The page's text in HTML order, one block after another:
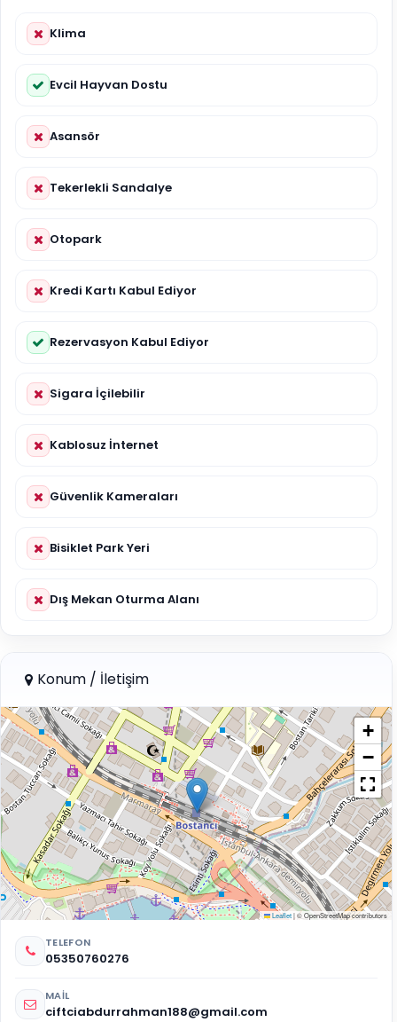
Klima
Evcil Hayvan Dostu
Asansör
Tekerlekli Sandalye
Otopark
Kredi Kartı Kabul Ediyor
Rezervasyon Kabul Ediyor
Sigara İçilebilir
Kablosuz İnternet
Güvenlik Kameraları
Bisiklet Park Yeri
Dış Mekan Oturma Alanı
Konum / İletişim
+
−
Leaflet|© OpenStreetMap contributors
TELEFON
05350760276
MAIL
ciftciabdurrahman188@gmail.com